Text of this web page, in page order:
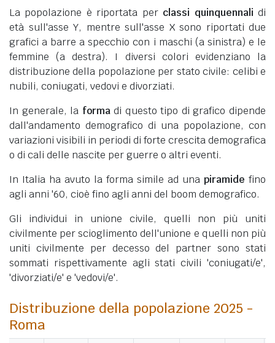
La popolazione è riportata per classi quinquennali di
età sull'asse Y, mentre sull'asse X sono riportati due
grafici a barre a specchio con i maschi (a sinistra) e le
femmine (a destra). I diversi colori evidenziano la
distribuzione della popolazione per stato civile: celibi e
nubili, coniugati, vedovi e divorziati.
In generale, la formadi questo tipo di grafico dipende
dall'andamento demografico di una popolazione, con
variazioni visibili in periodi di forte crescita demografica
o di cali delle nascite per guerre o altri eventi.
In Italia ha avuto la forma simile ad una piramide fino
agli anni '60, cioè fino agli anni del boom demografico.
Gli individui in unione civile, quelli non più uniti
civilmente per scioglimento dell'unione e quelli non più
uniti civilmente per decesso del partner sono stati
sommati rispettivamente agli stati civili 'coniugati/e',
'divorziati/e' e 'vedovi/e'.
Distribuzione della popolazione 2025 -
Roma